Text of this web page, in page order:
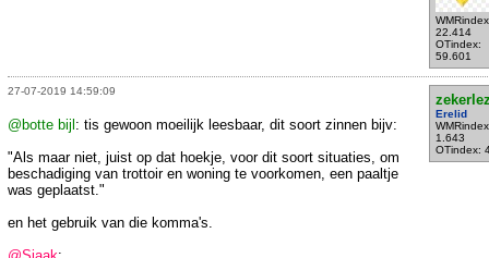
22.414
OTindex:
59.601
27-07-2019 14:59:09
Erelid
1.643
OTindex:
@botte bijl: tis gewoon moeilijk leesbaar, dit soort zinnen bijv:
"Als maar niet, juist op dat hoekje, voor dit soort situaties, om
beschadiging van trottoir en woning te voorkomen, een paaltje
was geplaatst."
en het gebruik van die komma's.